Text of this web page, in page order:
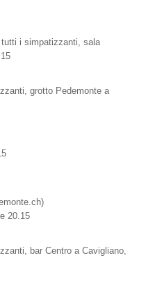
tutti i simpatizzanti, sala
grotto Pedemonte a
20.15
bar Centro a Cavigliano,